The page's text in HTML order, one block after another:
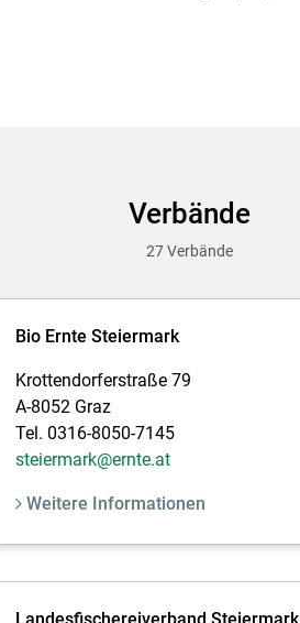
Verbände
27 Verbände
Bio Ernte Steiermark
Krottendorferstraße 79
A-8052 Graz
Tel. 0316-8050-7145
steiermark@ernte.at
Weitere Informationen